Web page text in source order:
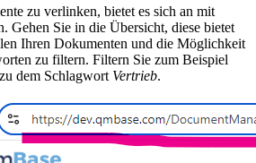
zu verlinken, bietet es sich an mit
Gehen Sie in die Übersicht, diese bietet
Ihren Dokumenten und die Möglichkeit
zu filtern. Filtern Sie zum Beispiel
dem Schlagwort Vertrieb.